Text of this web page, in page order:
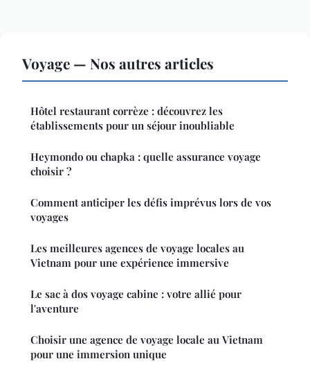
Voyage — Nos autres articles
Hôtel restaurant corrèze : découvrez les
établissements pour un séjour inoubliable
Heymondo ou chapka : quelle assurance voyage
choisir ?
Comment anticiper les défis imprévus lors de vos
voyages
Les meilleures agences de voyage locales au
Vietnam pour une expérience immersive
Le sac à dos voyage cabine : votre allié pour
l'aventure
Choisir une agence de voyage locale au Vietnam
pour une immersion unique